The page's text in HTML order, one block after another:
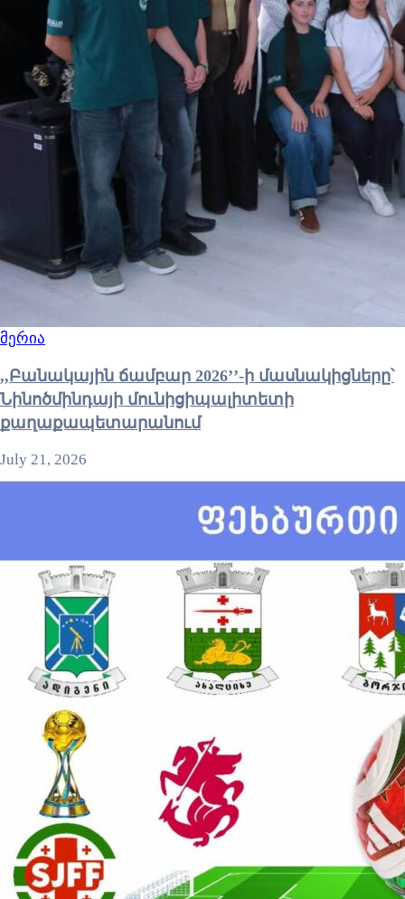
მერია
,,Բանակային ճամբար 2026’’-ի մասնակիցները՝
Նինոծմինդայի մունիցիպալիտետի
քաղաքապետարանում
July 21, 2026